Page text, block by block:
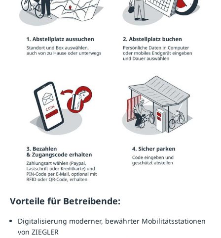
Vorteile für Betreibende:
Digitalisierung moderner, bewährter Mobilitätsstationen
von ZIEGLER